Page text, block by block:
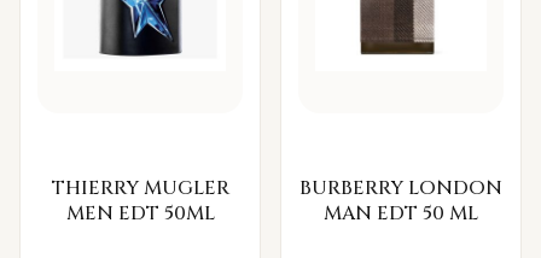
THIERRY MUGLER
MEN EDT 50ML
BURBERRY LONDON
MAN EDT 50 ML